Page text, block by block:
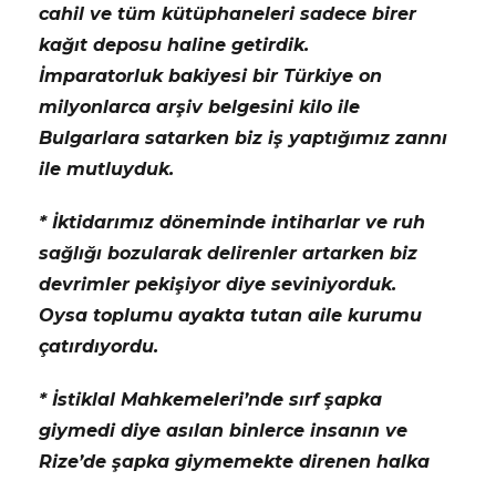
cahil ve tüm kütüphaneleri sadece birer
kağıt deposu haline getirdik.
İmparatorluk bakiyesi bir Türkiye on
milyonlarca arşiv belgesini kilo ile
Bulgarlara satarken biz iş yaptığımız zannı
ile mutluyduk.
* İktidarımız döneminde intiharlar ve ruh
sağlığı bozularak delirenler artarken biz
devrimler pekişiyor diye seviniyorduk.
Oysa toplumu ayakta tutan aile kurumu
çatırdıyordu.
* İstiklal Mahkemeleri’nde sırf şapka
giymedi diye asılan binlerce insanın ve
Rize’de şapka giymemekte direnen halka